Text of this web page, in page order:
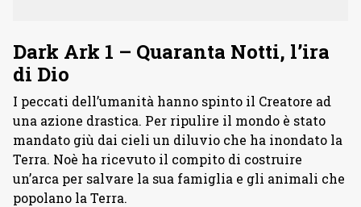
Dark Ark 1 – Quaranta Notti, l’ira
di Dio
I peccati dell’umanità hanno spinto il Creatore ad
una azione drastica. Per ripulire il mondo è stato
mandato giù dai cieli un diluvio che ha inondato la
Terra. Noè ha ricevuto il compito di costruire
un’arca per salvare la sua famiglia e gli animali che
popolano la Terra.